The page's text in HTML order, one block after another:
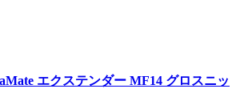
エクステンダー MF14 グロスニッ